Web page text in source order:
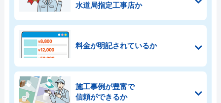
水道局指定工事店か
料金が明記されているか
施工事例が豊富で
信頼ができるか